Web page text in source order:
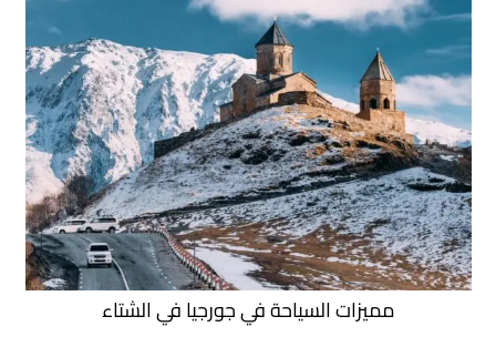
مميزات السياحة في جورجيا في الشتاء